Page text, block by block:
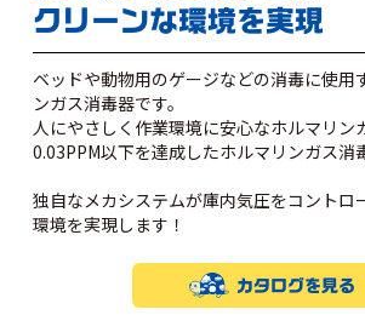
クリーンな環境を実現
ベッドや動物用のゲージなどの消毒に使用
ンガス消毒器です。
人にやさしく作業環境に安心なホルマリン
0.03PPM以下を達成したホルマリンガス消
独自なメカシステムが庫内気圧をコントロ
環境を実現します！
カタログを見る